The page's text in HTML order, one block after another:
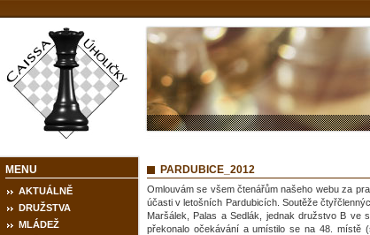
MENU
AKTUÁLNĚ
DRUŽSTVA
MLÁDEŽ
PARDUBICE_2012
Omlouvám se všem čtenářům našeho webu za
účasti v letošních Pardubicích. Soutěže
Maršálek, Palas a Sedlák, jednak družstvo B ve
překonalo očekávání a umístilo se na 48. místě